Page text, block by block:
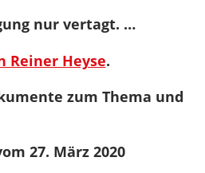
nur vertagt. …
Reiner Heyse.
zum Thema und
27. März 2020